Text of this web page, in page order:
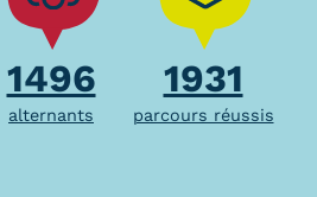
1496
alternants
1931
parcours réussis